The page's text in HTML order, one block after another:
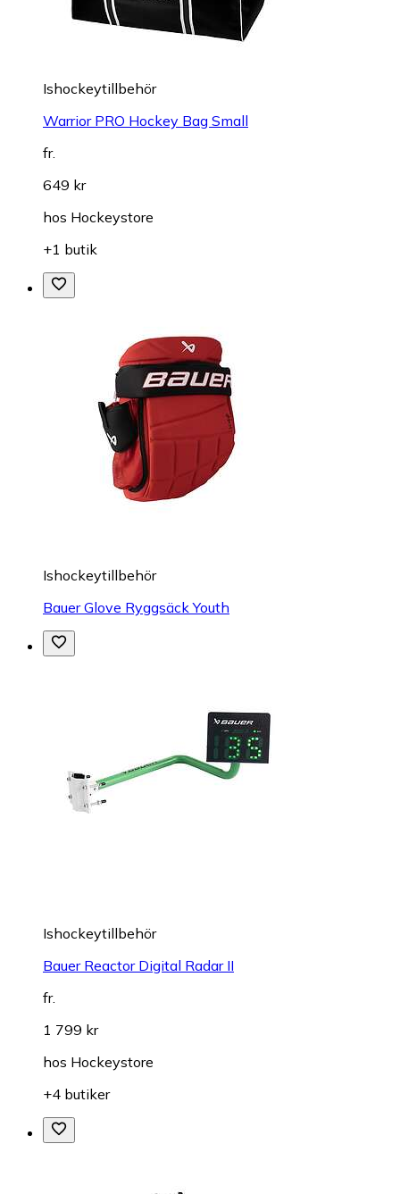
Ishockeytillbehör
Warrior PRO Hockey Bag Small
fr.
649 kr
hos Hockeystore
+1 butik
Ishockeytillbehör
Bauer Glove Ryggsäck Youth
Ishockeytillbehör
Bauer Reactor Digital Radar II
fr.
1 799 kr
hos Hockeystore
+4 butiker